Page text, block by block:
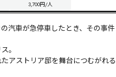
3,700円/人
汽車が急停車したとき、その事件
。
アストリア邸を舞台につむがれる